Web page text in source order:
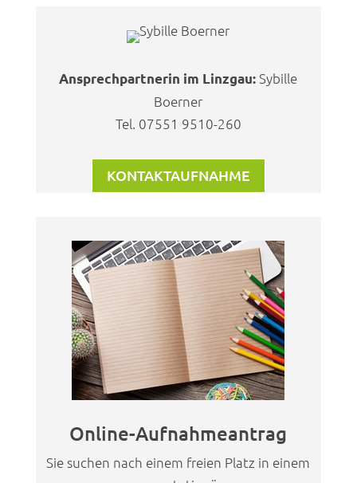
Ansprechpartnerin im Linzgau:Sybille
Boerner
Tel. 07551 9510-260
KONTAKTAUFNAHME
Online-Aufnahmeantrag
Sie suchen nach einem freien Platz in einem